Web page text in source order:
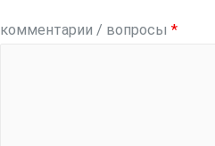
комментарии / вопросы *